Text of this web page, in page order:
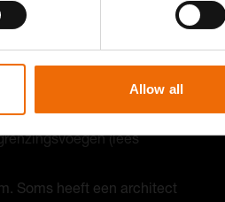
Allow all
en het resultaat. De reden
worden ook echt
dan zet deze meer uit.
je rekening houden
(lees
Soms heeft een architect